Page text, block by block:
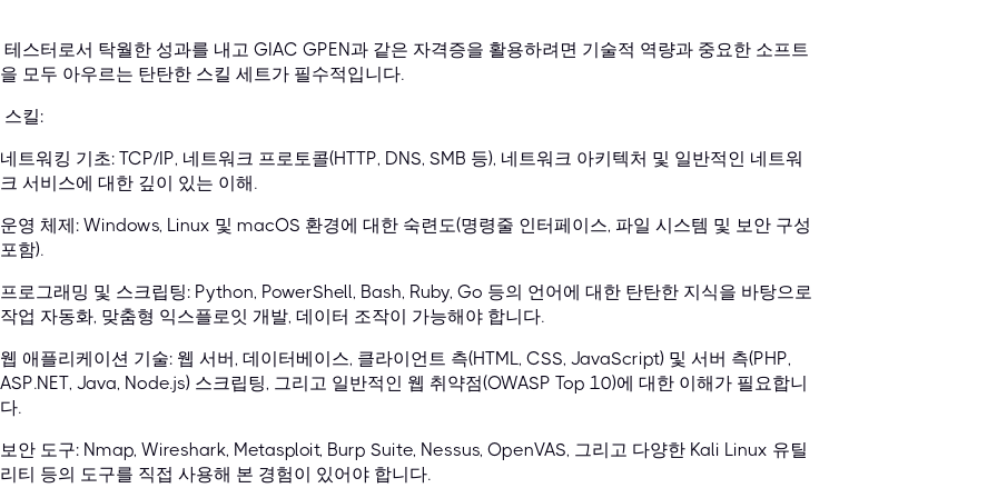
테스터로서 탁월한 성과를 내고 GIAC GPEN과 같은 자격증을 활용하려면 기술적 역량과 중요한 소프트
모두 아우르는 탄탄한 스킬 세트가 필수적입니다.
스킬:
네트워킹 기초: TCP/IP, 네트워크 프로토콜(HTTP, DNS, SMB 등), 네트워크 아키텍처 및 일반적인 네트워
크 서비스에 대한 깊이 있는 이해.
운영 체제: Windows, Linux 및 macOS 환경에 대한 숙련도(명령줄 인터페이스, 파일 시스템 및 보안 구성
포함).
프로그래밍 및 스크립팅: Python, PowerShell, Bash, Ruby, Go 등의 언어에 대한 탄탄한 지식을 바탕으로
작업 자동화, 맞춤형 익스플로잇 개발, 데이터 조작이 가능해야 합니다.
웹 애플리케이션 기술: 웹 서버, 데이터베이스, 클라이언트 측(HTML, CSS, JavaScript) 및 서버 측(PHP,
ASP.NET, Java, Node.js) 스크립팅, 그리고 일반적인 웹 취약점(OWASP Top 10)에 대한 이해가 필요합니
다.
보안 도구: Nmap, Wireshark, Metasploit, Burp Suite, Nessus, OpenVAS, 그리고 다양한 Kali Linux 유틸
리티 등의 도구를 직접 사용해 본 경험이 있어야 합니다.